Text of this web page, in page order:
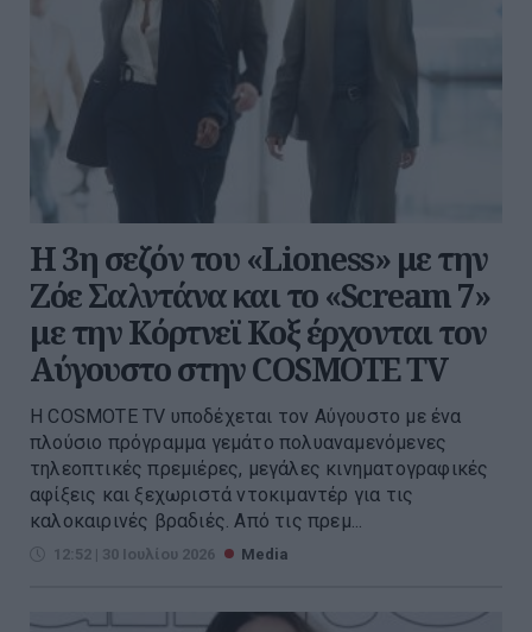
Η 3η σεζόν του «Lioness» με την
Ζόε Σαλντάνα και το «Scream 7»
με την Κόρτνεϊ Κοξ έρχονται τον
Αύγουστο στην COSMOTE TV
Η COSMOTE TV υποδέχεται τον Αύγουστο με ένα
πλούσιο πρόγραμμα γεμάτο πολυαναμενόμενες
τηλεοπτικές πρεμιέρες, μεγάλες κινηματογραφικές
αφίξεις και ξεχωριστά ντοκιμαντέρ για τις
καλοκαιρινές βραδιές. Από τις πρεμ...
12:52 | 30 Ιουλίου 2026 Media